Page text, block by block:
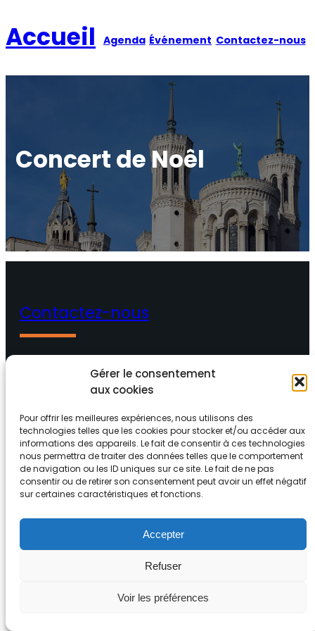
Gérer le consentement
aux cookies
Pour offrir les meilleures expériences, nous utilisons des
technologies telles que les cookies pour stocker et/ou accéder aux
informations des appareils. Le fait de consentir à ces technologies
nous permettra de traiter des données telles que le comportement
de navigation ou les ID uniques sur ce site. Le fait de ne pas
consentir ou de retirer son consentement peut avoir un effet négatif
sur certaines caractéristiques et fonctions.
Accepter
Refuser
Voir les préférences
au
contenu
Accueil Agenda Événement Contactez-nous
Concert de Noêl
Contactez-nous
03 82 82 65 16
Facebook
YouTube